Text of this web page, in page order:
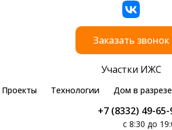
Заказать звонок
Участки ИЖС
Проекты Технологии Дом в разрезе
+7 (8332) 49-65-
с 8:30 до